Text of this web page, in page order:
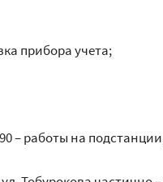
прибора учета;
– работы на